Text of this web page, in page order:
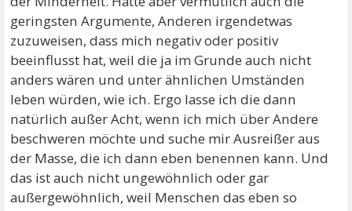
geringsten Argumente, Anderen irgendetwas
zuzuweisen, dass mich negativ oder positiv
beeinflusst hat, weil die ja im Grunde auch nicht
anders wären und unter ähnlichen Umständen
leben würden, wie ich. Ergo lasse ich die dann
natürlich außer Acht, wenn ich mich über Andere
beschweren möchte und suche mir Ausreißer aus
der Masse, die ich dann eben benennen kann. Und
das ist auch nicht ungewöhnlich oder gar
außergewöhnlich, weil Menschen das eben so